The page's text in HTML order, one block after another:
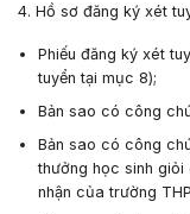
4. Hồ sơ đăng ký xét
Phiếu đăng ký xét
tuyển tại mục 8);
Bản sao có công
Bản sao có công
thưởng học sinh
nhận của trường